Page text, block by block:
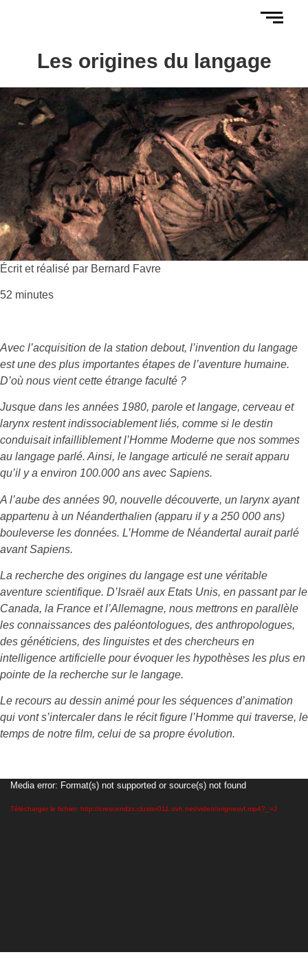
Les origines du langage
Écrit et réalisé par Bernard Favre
52 minutes
Avec l’acquisition de la station debout, l’invention du langage
est une des plus importantes étapes de l’aventure humaine.
D’où nous vient cette étrange faculté ?
Jusque dans les années 1980, parole et langage, cerveau et
larynx restent indissociablement liés, comme si le destin
conduisait infailliblement l’Homme Moderne que nos sommes
au langage parlé. Ainsi, le langage articulé ne serait apparu
qu’il y a environ 100.000 ans avec Sapiens.
A l’aube des années 90, nouvelle découverte, un larynx ayant
appartenu à un Néanderthalien (apparu il y a 250 000 ans)
bouleverse les données. L’Homme de Néandertal aurait parlé
avant Sapiens.
La recherche des origines du langage est une véritable
aventure scientifique. D’Israël aux Etats Unis, en passant par le
Canada, la France et l’Allemagne, nous mettrons en parallèle
les connaissances des paléontologues, des anthropologues,
des généticiens, des linguistes et des chercheurs en
intelligence artificielle pour évoquer les hypothèses les plus en
pointe de la recherche sur le langage.
Le recours au dessin animé pour les séquences d’animation
qui vont s’intercaler dans le récit figure l’Homme qui traverse, le
temps de notre film, celui de sa propre évolution.
Lecteur
Media error: Format(s) not supported or source(s) not found
Télécharger le fichier: http://crescendzx.cluster011.ovh.net/video/orignesvf.mp4?_=2